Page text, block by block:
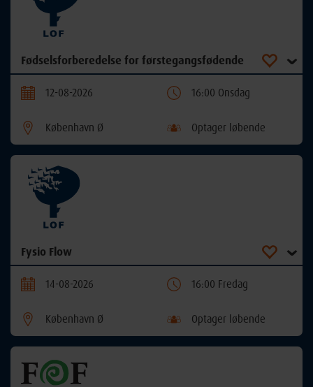
Fødselsforberedelse for førstegangsfødende
12-08-2026 16:00 Onsdag
København Ø Optager løbende
Fysio Flow
14-08-2026 16:00 Fredag
København Ø Optager løbende